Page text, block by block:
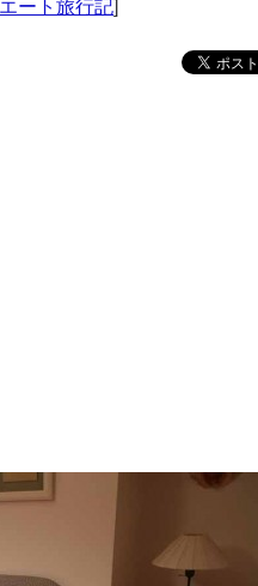
ート旅行記]